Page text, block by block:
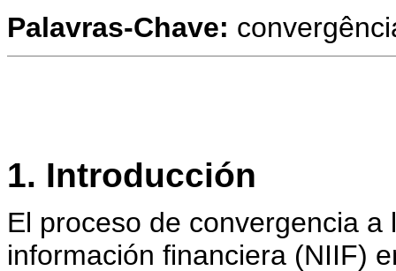
Palavras-Chave:
1. Introducción
El proceso de convergencia
información financiera (NIIF)